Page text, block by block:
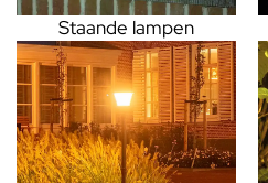
Staande lampen